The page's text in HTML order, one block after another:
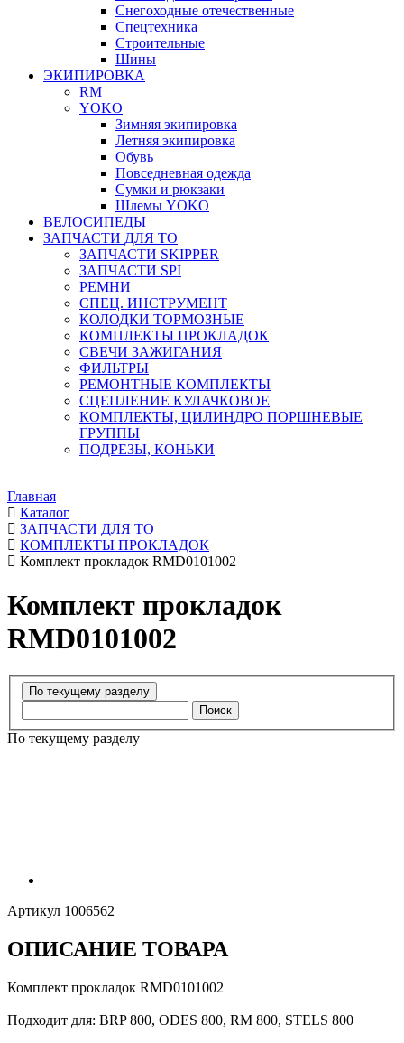
Снегоходные отечественные
Спецтехника
Строительные
Шины
ЭКИПИРОВКА
RM
YOKO
Зимняя экипировка
Летняя экипировка
Обувь
Повседневная одежда
Сумки и рюкзаки
Шлемы YOKO
ВЕЛОСИПЕДЫ
ЗАПЧАСТИ ДЛЯ ТО
ЗАПЧАСТИ SKIPPER
ЗАПЧАСТИ SPI
РЕМНИ
СПЕЦ. ИНСТРУМЕНТ
КОЛОДКИ ТОРМОЗНЫЕ
КОМПЛЕКТЫ ПРОКЛАДОК
СВЕЧИ ЗАЖИГАНИЯ
ФИЛЬТРЫ
РЕМОНТНЫЕ КОМПЛЕКТЫ
СЦЕПЛЕНИЕ КУЛАЧКОВОЕ
КОМПЛЕКТЫ, ЦИЛИНДРО ПОРШНЕВЫЕ
ГРУППЫ
ПОДРЕЗЫ, КОНЬКИ
Главная
Каталог
ЗАПЧАСТИ ДЛЯ ТО
КОМПЛЕКТЫ ПРОКЛАДОК
Комплект прокладок RMD0101002
Комплект прокладок
RMD0101002
Поиск
По текущему разделу
Артикул 1006562
ОПИСАНИЕ ТОВАРА
Комплект прокладок RMD0101002
Подходит для: BRP 800, ODES 800, RM 800, STELS 800